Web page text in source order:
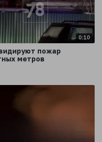
0:10
пожар
метров